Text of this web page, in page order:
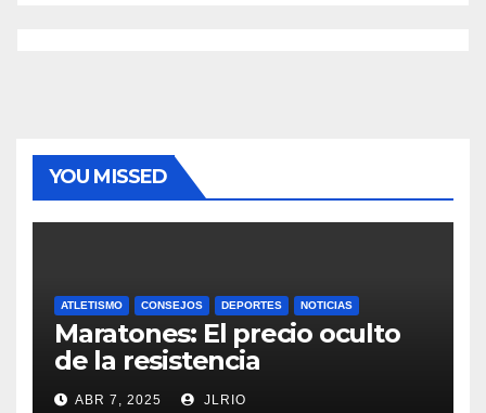
YOU MISSED
ATLETISMO CONSEJOS DEPORTES NOTICIAS
Maratones: El precio oculto
de la resistencia
ABR 7, 2025 JLRIO